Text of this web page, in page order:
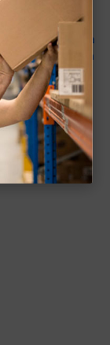
rimasto molto
qualità, consegna
che ha risposto a
corretto,